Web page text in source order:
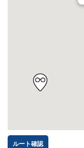
ルート確認